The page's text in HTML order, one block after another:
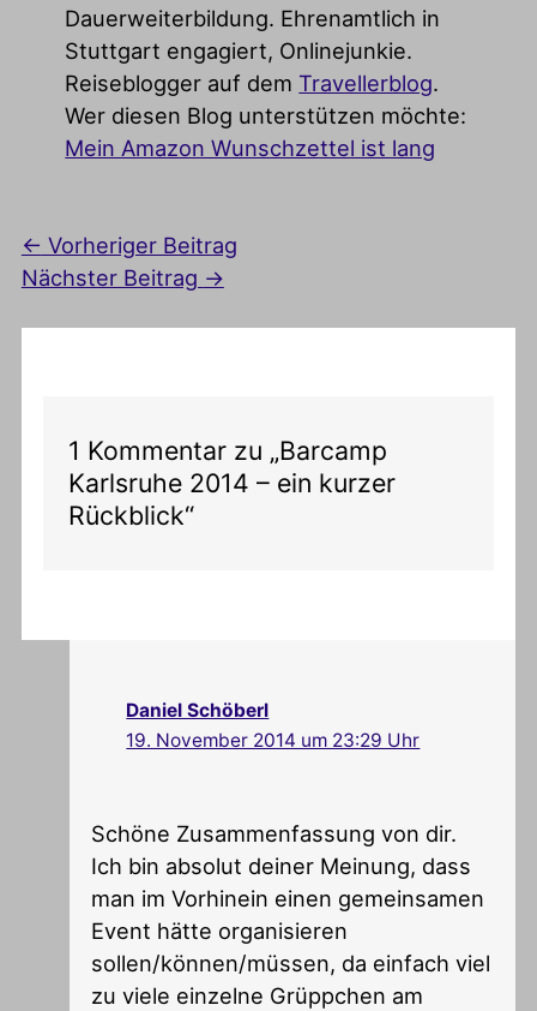
Dauerweiterbildung. Ehrenamtlich in
Stuttgart engagiert, Onlinejunkie.
Reiseblogger auf dem Travellerblog.
Wer diesen Blog unterstützen möchte:
Mein Amazon Wunschzettel ist lang
← Vorheriger Beitrag
Nächster Beitrag →
1 Kommentar zu „Barcamp
Karlsruhe 2014 – ein kurzer
Rückblick“
Daniel Schöberl
19. November 2014 um 23:29 Uhr
Schöne Zusammenfassung von dir.
Ich bin absolut deiner Meinung, dass
man im Vorhinein einen gemeinsamen
Event hätte organisieren
sollen/können/müssen, da einfach viel
zu viele einzelne Grüppchen am